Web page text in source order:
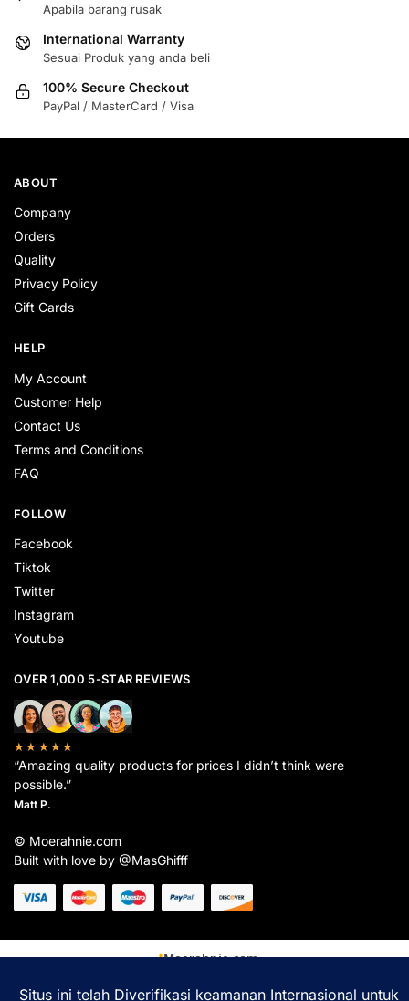
Apabila barang rusak
International Warranty
Sesuai Produk yang anda beli
100% Secure Checkout
PayPal / MasterCard / Visa
ABOUT
Company
Orders
Quality
Privacy Policy
Gift Cards
HELP
My Account
Customer Help
Contact Us
Terms and Conditions
FAQ
FOLLOW
Facebook
Tiktok
Twitter
Instagram
Youtube
OVER 1,000 5-STAR REVIEWS
★★★★★
“Amazing quality products for prices I didn’t think were
possible.”
Matt P.
© Moerahnie.com
Built with love by @MasGhifff
Moerahnie.com
pengalaman belanja terbaik Anda.